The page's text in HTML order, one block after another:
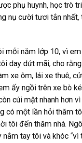
phụ huynh, học trò
nụ cười tươi tắn
năm lớp 10, vì
day dứt mãi, cho
xe ôm, lái xe thuê,
ấy ngồi trên xe bò
cúi mặt nhanh hơn
có một lần hỏi thăm
tôi đến thăm nhà.
nắm tay tôi và khóc